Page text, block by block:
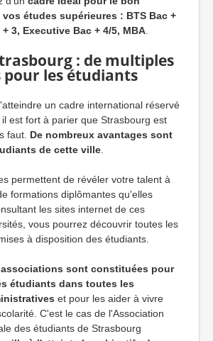
études supérieures : BTS Bac +
3, Executive Bac + 4/5, MBA
: de multiples
pour les étudiants
un cadre international réservé
est fort à parier que Strasbourg est
faut. De nombreux avantages sont
de cette ville
permettent de révéler votre talent à
formations diplômantes qu'elles
les sites internet de ces
vous pourrez découvrir toutes les
à disposition des étudiants.
sont constituées pour
étudiants dans toutes les
et pour les aider à vivre
C'est le cas de l'Association
des étudiants de Strasbourg